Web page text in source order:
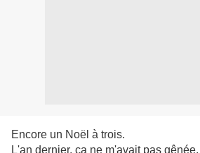
Encore un Noël à trois.
L'an dernier, ça ne m'avait pas gênée.